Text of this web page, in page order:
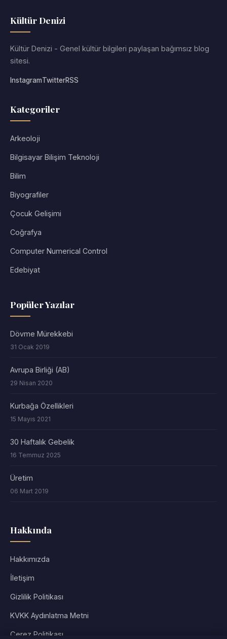
Kültür Denizi
Kültür Denizi - Genel kültür bilgileri paylaşan bağımsız blog
sitesi.
InstagramTwitterRSS
Kategoriler
Arkeoloji
Bilgisayar Bilişim Teknoloji
Bilim
Biyografiler
Çocuk Gelişimi
Coğrafya
Computer Numerical Control
Edebiyat
Popüler Yazılar
Dövme Mürekkebi
31 Ocak 2019
Avrupa Birliği (AB)
29 Nisan 2020
Kurbağa Özellikleri
15 Mayıs 2021
30 Haftalık Gebelik
16 Temmuz 2025
Üretim
06 Mart 2019
Hakkında
Hakkımızda
İletişim
Gizlilik Politikası
KVKK Aydınlatma Metni
Çerez Politikası